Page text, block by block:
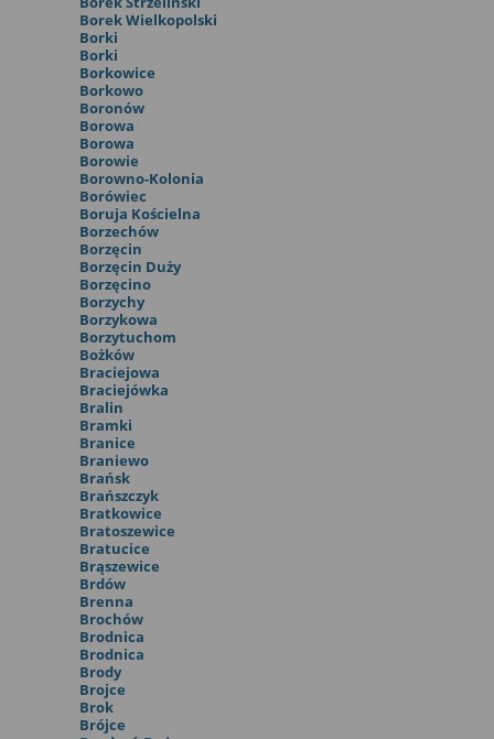
Borek Wielkopolski
Borki
Borki
Borkowice
Borkowo
Boronów
Borowa
Borowa
Borowie
Borowno-Kolonia
Borówiec
Boruja Kościelna
Borzechów
Borzęcin
Borzęcin Duży
Borzęcino
Borzychy
Borzykowa
Borzytuchom
Bożków
Braciejowa
Braciejówka
Bralin
Bramki
Branice
Braniewo
Brańsk
Brańszczyk
Bratkowice
Bratoszewice
Bratucice
Brąszewice
Brdów
Brenna
Brochów
Brodnica
Brodnica
Brody
Brojce
Brok
Brójce